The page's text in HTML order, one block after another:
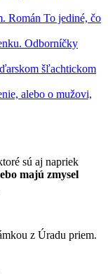
Román To jediné, čo
Odborníčky
šľachtickom
alebo o mužovi,
sú aj napriek
majú zmysel
z Úradu priem.